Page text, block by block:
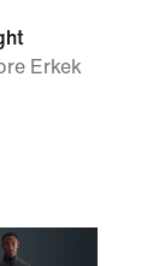
Erkek